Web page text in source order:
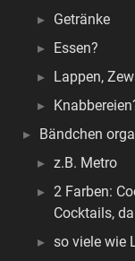
Getränke
Essen?
Lappen,
Bändchen
z.B. Metro
2 Farben:
Cocktails,
so viele wie